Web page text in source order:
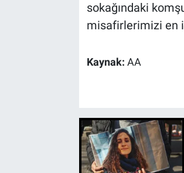
sokağındaki
misafirlerimizi en
Kaynak: AA